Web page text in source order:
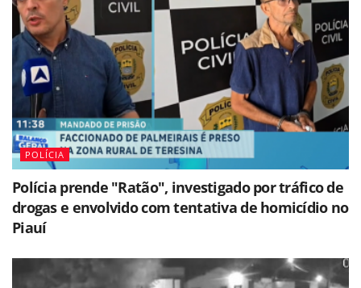
POLÍCIA
Polícia prende "Ratão", investigado por tráfico de
drogas e envolvido com tentativa de homicídio no
Piauí